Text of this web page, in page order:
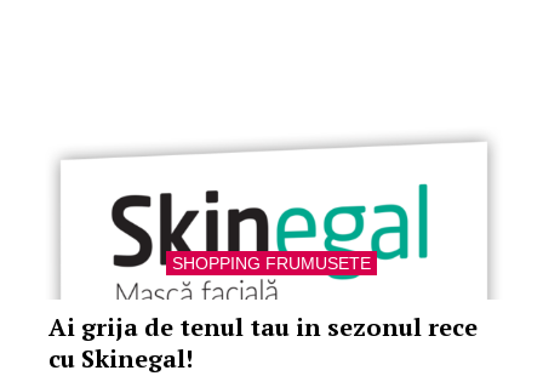
SHOPPING FRUMUSETE
Ai grija de tenul tau in sezonul rece
cu Skinegal!